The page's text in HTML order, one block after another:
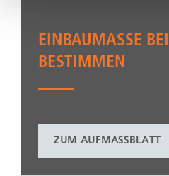
EINBAUMASSE BEI
ESTIMMEN
ZUM AUFMASSBLATT